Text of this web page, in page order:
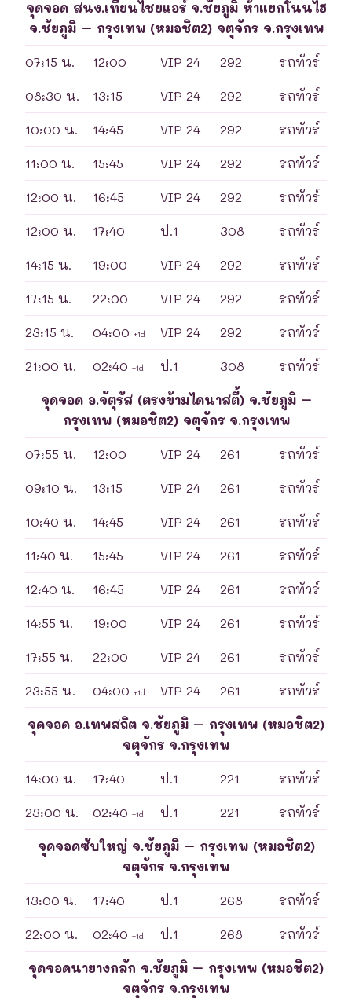
จุดจอด สนง.เทียนไชยแอร์ จ.ชัยภูมิ ห้าแยกโนนไฮ
จ.ชัยภูมิ – กรุงเทพ (หมอชิต2) จตุจักร จ.กรุงเทพ
07:15 น. 12:00 VIP 24 292 รถทัวร์
08:30 น. 13:15 VIP 24 292 รถทัวร์
10:00 น. 14:45 VIP 24 292 รถทัวร์
11:00 น. 15:45 VIP 24 292 รถทัวร์
12:00 น. 16:45 VIP 24 292 รถทัวร์
12:00 น. 17:40 ป.1 308 รถทัวร์
14:15 น. 19:00 VIP 24 292 รถทัวร์
17:15 น. 22:00 VIP 24 292 รถทัวร์
23:15 น. 04:00 +1d VIP 24 292 รถทัวร์
21:00 น. 02:40 +1d ป.1 308 รถทัวร์
จุดจอด อ.จัตุรัส (ตรงข้ามไดนาสตี้) จ.ชัยภูมิ –
กรุงเทพ (หมอชิต2) จตุจักร จ.กรุงเทพ
07:55 น. 12:00 VIP 24 261 รถทัวร์
09:10 น. 13:15 VIP 24 261 รถทัวร์
10:40 น. 14:45 VIP 24 261 รถทัวร์
11:40 น. 15:45 VIP 24 261 รถทัวร์
12:40 น. 16:45 VIP 24 261 รถทัวร์
14:55 น. 19:00 VIP 24 261 รถทัวร์
17:55 น. 22:00 VIP 24 261 รถทัวร์
23:55 น. 04:00 +1d VIP 24 261 รถทัวร์
จุดจอด อ.เทพสถิต จ.ชัยภูมิ – กรุงเทพ (หมอชิต2)
จตุจักร จ.กรุงเทพ
14:00 น. 17:40 ป.1 221 รถทัวร์
23:00 น. 02:40 +1d ป.1 221 รถทัวร์
จุดจอดซับใหญ่ จ.ชัยภูมิ – กรุงเทพ (หมอชิต2)
จตุจักร จ.กรุงเทพ
13:00 น. 17:40 ป.1 268 รถทัวร์
22:00 น. 02:40 +1d ป.1 268 รถทัวร์
จุดจอดนายางกลัก จ.ชัยภูมิ – กรุงเทพ (หมอชิต2)
จตุจักร จ.กรุงเทพ